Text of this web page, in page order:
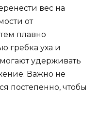
вес на
от
плавно
гребка уха и
удерживать
Важно не
постепенно, чтобы